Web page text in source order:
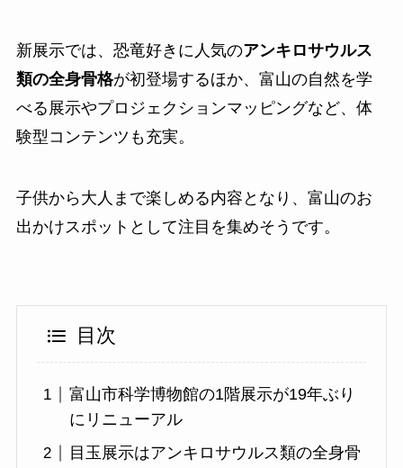
新展示では、恐竜好きに人気のアンキロサウルス
類の全身骨格が初登場するほか、富山の自然を学
べる展示やプロジェクションマッピングなど、体
験型コンテンツも充実。
子供から大人まで楽しめる内容となり、富山のお
出かけスポットとして注目を集めそうです。
目次
富山市科学博物館の1階展示が19年ぶり
にリニューアル
目玉展示はアンキロサウルス類の全身骨